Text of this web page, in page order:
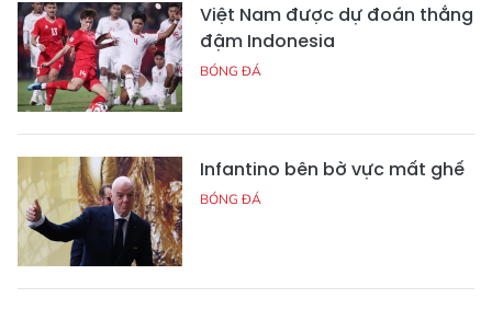
Việt Nam được dự đoán thắng
đậm Indonesia
BÓNG ĐÁ
Infantino bên bờ vực mất ghế
BÓNG ĐÁ